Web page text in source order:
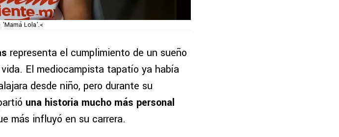
'Mamá Lola'.<
representa el cumplimiento de un sueño
El mediocampista tapatío ya había
desde niño, pero durante su
una historia mucho más personal
más influyó en su carrera.